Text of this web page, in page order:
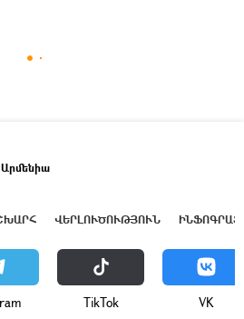
Արմենիա
ՎԵՐԼՈՒԾՈՒԹՅՈՒՆ
ТikТоk VK